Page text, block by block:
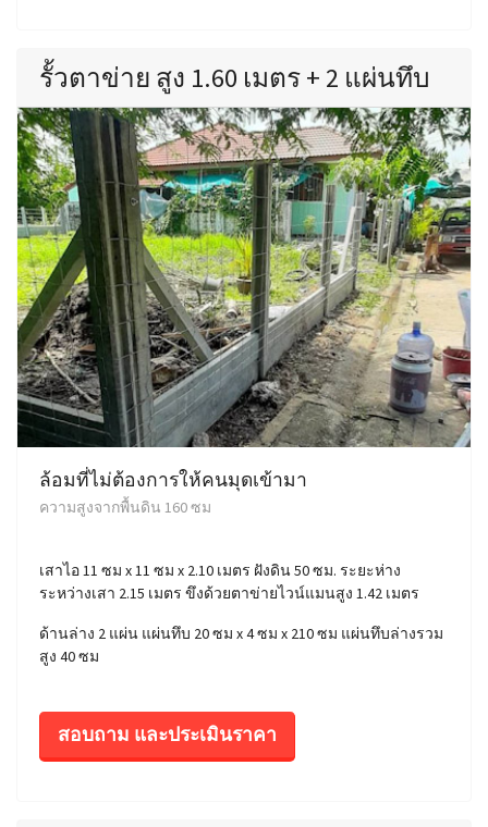
รั้วตาข่าย สูง 1.60 เมตร + 2 แผ่นทึบ
ล้อมที่ไม่ต้องการให้คนมุดเข้ามา
ความสูงจากพื้นดิน 160 ซม
เสาไอ 11 ซม x 11 ซม x 2.10 เมตร ฝังดิน 50 ซม. ระยะห่าง
ระหว่างเสา 2.15 เมตร ขึงด้วยตาข่ายไวน์แมนสูง 1.42 เมตร
ด้านล่าง 2 แผ่น แผ่นทึบ 20 ซม x 4 ซม x 210 ซม แผ่นทึบล่างรวม
สูง 40 ซม
สอบถาม และประเมินราคา